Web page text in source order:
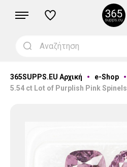
365SUPPS.EU Αρχική e-Shop
5.54 ct Lot of Purplish Pink Spinels